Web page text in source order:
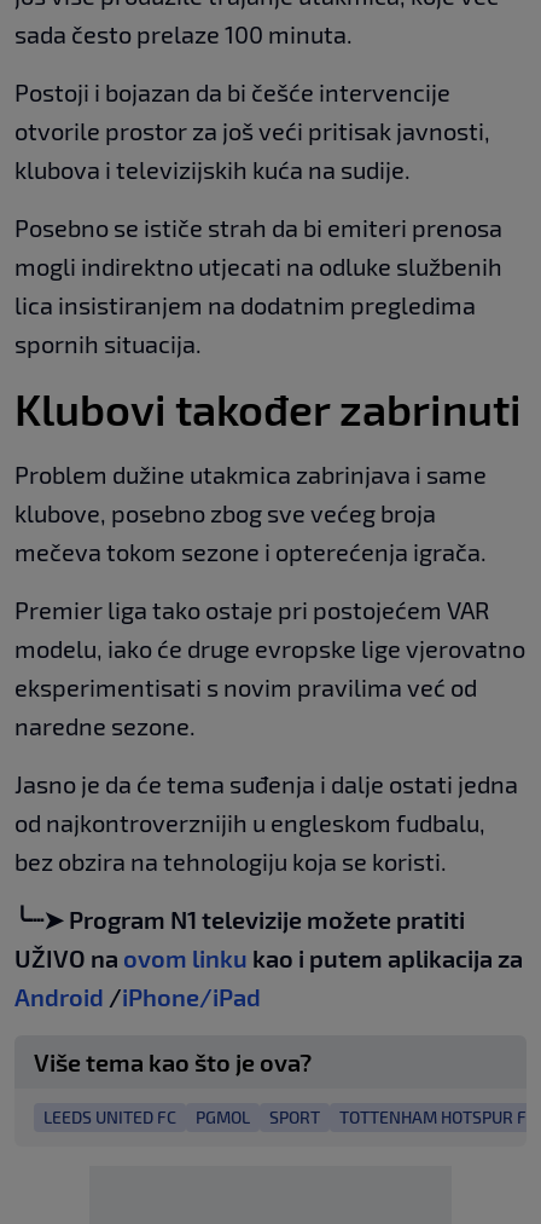
sada često prelaze 100 minuta.
Postoji i bojazan da bi češće intervencije
otvorile prostor za još veći pritisak javnosti,
klubova i televizijskih kuća na sudije.
Posebno se ističe strah da bi emiteri prenosa
mogli indirektno utjecati na odluke službenih
lica insistiranjem na dodatnim pregledima
spornih situacija.
Klubovi također zabrinuti
Problem dužine utakmica zabrinjava i same
klubove, posebno zbog sve većeg broja
mečeva tokom sezone i opterećenja igrača.
Premier liga tako ostaje pri postojećem VAR
modelu, iako će druge evropske lige vjerovatno
eksperimentisati s novim pravilima već od
naredne sezone.
Jasno je da će tema suđenja i dalje ostati jedna
od najkontroverznijih u engleskom fudbalu,
bez obzira na tehnologiju koja se koristi.
╰┈➤ Program N1 televizije možete pratiti
UŽIVO na ovom linku kao i putem aplikacija za
Android /iPhone/iPad
Više tema kao što je ova?
LEEDS UNITED FC PGMOL SPORT TOTTENHAM HOTSPUR FC